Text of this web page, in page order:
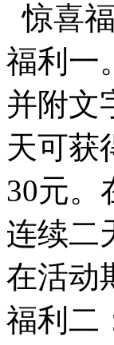
惊喜
福利一
并附文
天可获
30元。
连续二
在活动
福利二